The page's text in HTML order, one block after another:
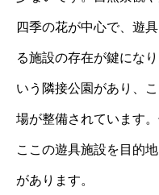
四季の花が中心で、遊
る施設の存在が鍵にな
いう隣接公園があり、
場が整備されています
ここの遊具施設を目的
があります。